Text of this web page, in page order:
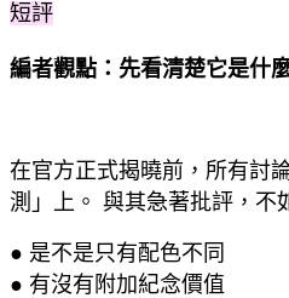
短評
編者觀點：先看清楚它是什
在官方正式揭曉前，所有討
測」上。 與其急著批評，
● 是不是只有配色不同
● 有沒有附加紀念價值